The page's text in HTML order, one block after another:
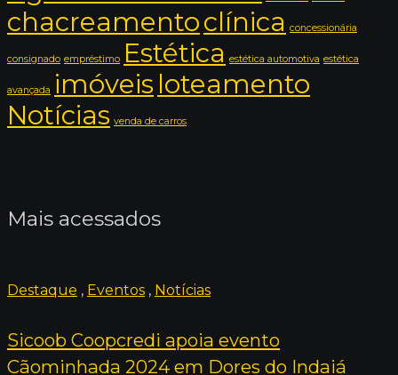
chacreamentoclínica concessionária
consignado empréstimo Estética estética automotiva estética
avançada imóveis loteamento
Notícias venda de carros
Mais acessados
Destaque , Eventos , Notícias
Sicoob Coopcredi apoia evento
Cãominhada 2024 em Dores do Indaiá